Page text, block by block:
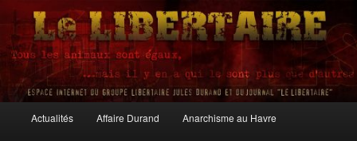
Aller
contenu
principal
Aller
contenu
secondaire
Le Libertaire
principal
Actualités Affaire Durand Anarchisme au Havre